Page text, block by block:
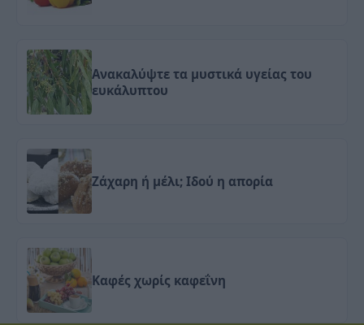
Ανακαλύψτε τα μυστικά υγείας του
ευκάλυπτου
Ζάχαρη ή μέλι; Ιδού η απορία
Καφές χωρίς καφεΐνη